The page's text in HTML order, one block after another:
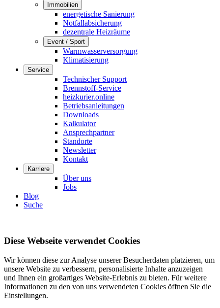
Immobilien
energetische Sanierung
Notfallabsicherung
dezentrale Heizräume
Event / Sport
Warmwasserversorgung
Klimatisierung
Service
Technischer Support
Brennstoff-Service
heizkurier.online
Betriebsanleitungen
Downloads
Kalkulator
Ansprechpartner
Standorte
Newsletter
Kontakt
Karriere
Über uns
Jobs
Blog
Suche
Diese Webseite verwendet Cookies
Wir können diese zur Analyse unserer Besucherdaten platzieren, um
unsere Website zu verbessern, personalisierte Inhalte anzuzeigen
und Ihnen ein großartiges Website-Erlebnis zu bieten. Für weitere
Informationen zu den von uns verwendeten Cookies öffnen Sie die
Einstellungen.